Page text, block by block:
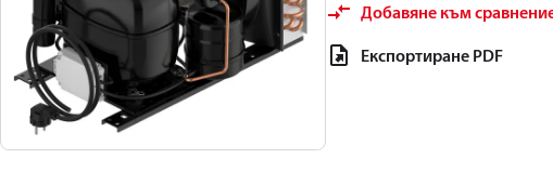
Добавяне към
Експортиране PDF